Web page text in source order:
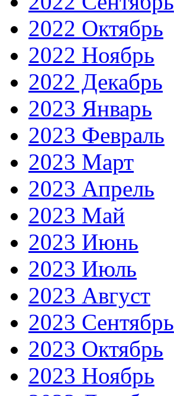
2022 Октябрь
2022 Ноябрь
2022 Декабрь
2023 Январь
2023 Февраль
2023 Март
2023 Апрель
2023 Май
2023 Июнь
2023 Июль
2023 Август
2023 Сентябрь
2023 Октябрь
2023 Ноябрь